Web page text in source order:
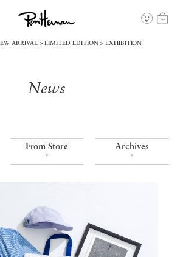
ARRIVAL LIMITED EDITION EXHIBITION
News
From Store
▼
Archives
▼